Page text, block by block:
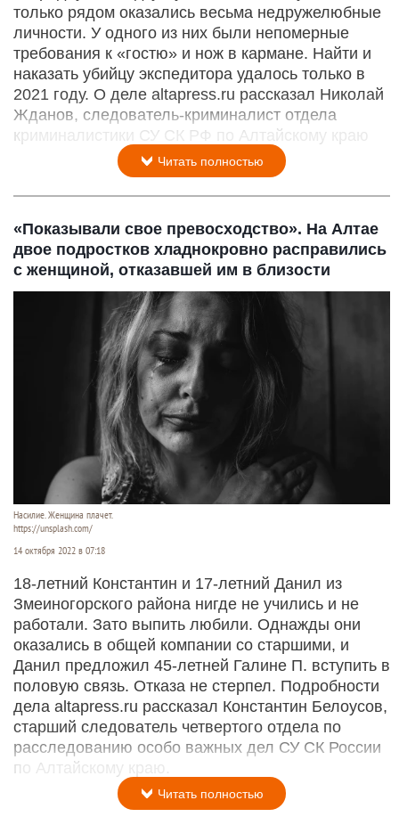
только рядом оказались весьма недружелюбные
личности. У одного из них были непомерные
требования к «гостю» и нож в кармане. Найти и
наказать убийцу экспедитора удалось только в
2021 году. О деле altapress.ru рассказал Николай
Жданов, следователь-криминалист отдела
криминалистики СУ СК РФ по Алтайскому краю
Читать полностью
«Показывали свое превосходство». На Алтае
двое подростков хладнокровно расправились
с женщиной, отказавшей им в близости
Насилие. Женщина плачет.
https://unsplash.com/
14 октября 2022 в 07:18
18-летний Константин и 17-летний Данил из
Змеиногорского района нигде не учились и не
работали. Зато выпить любили. Однажды они
оказались в общей компании со старшими, и
Данил предложил 45-летней Галине П. вступить в
половую связь. Отказа не стерпел. Подробности
дела altapress.ru рассказал Константин Белоусов,
старший следователь четвертого отдела по
расследованию особо важных дел СУ СК России
по Алтайскому краю.
Читать полностью